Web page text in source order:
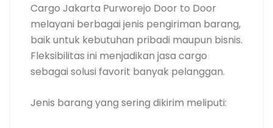
Cargo Jakarta Purworejo Door to Door
melayani berbagai jenis pengiriman barang,
baik untuk kebutuhan pribadi maupun bisnis.
Fleksibilitas ini menjadikan jasa cargo
sebagai solusi favorit banyak pelanggan.
Jenis barang yang sering dikirim meliputi: